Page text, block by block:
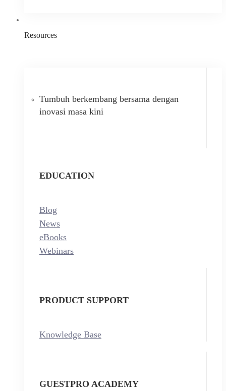
Resources
Tumbuh berkembang bersama dengan
inovasi masa kini
EDUCATION
Blog
News
eBooks
Webinars
PRODUCT SUPPORT
Knowledge Base
GUESTPRO ACADEMY